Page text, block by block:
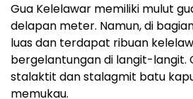
Gua Kelelawar memiliki mulut
delapan meter. Namun, di
luas dan terdapat ribuan
bergelantungan di langit-langit.
stalaktit dan stalagmit batu
memukau.